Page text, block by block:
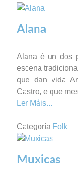
Alana
Alana é un dos
escena
que dan vida
Castro, e que
Ler Máis...
Categoría Folk
Muxicas